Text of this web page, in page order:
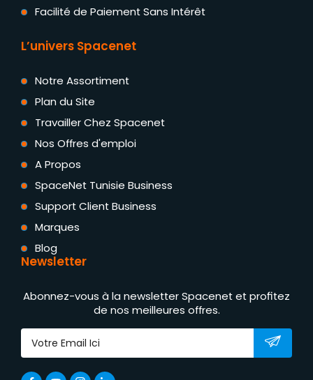
Facilité de Paiement Sans Intérêt
L’univers Spacenet
Notre Assortiment
Plan du Site
Travailler Chez Spacenet
Nos Offres d'emploi
A Propos
SpaceNet Tunisie Business
Support Client Business
Marques
Blog
Newsletter
Abonnez-vous à la newsletter Spacenet et profitez
de nos meilleures offres.